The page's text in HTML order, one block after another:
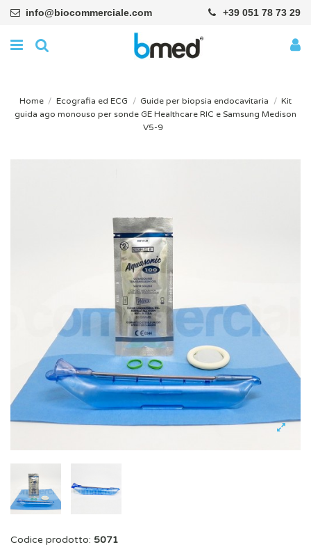
info@biocommerciale.com +39 051 78 73 29
Home Ecografia ed ECG Guide per biopsia endocavitaria
Kit
guida ago monouso per sonde GE Healthcare RIC e Samsung Medison
V5-9
Codice prodotto: 5071